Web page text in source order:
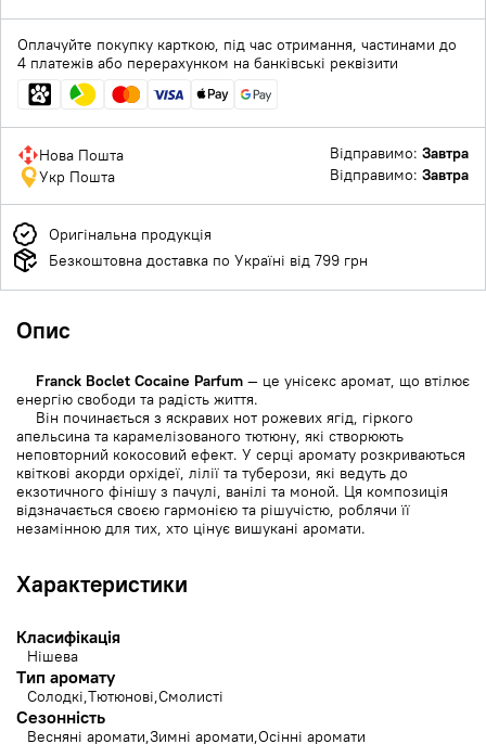
Оплачуйте покупку карткою, під час отримання, частинами до
4 платежів або перерахунком на банківські реквізити
Нова Пошта Відправимо: Завтра
Укр Пошта
Відправимо: Завтра
Оригінальна продукція
Безкоштовна доставка по Україні від 799 грн
Опис
Franck Boclet Cocaine Parfum — це унісекс аромат, що втілює
енергію свободи та радість життя.
Він починається з яскравих нот рожевих ягід, гіркого
апельсина та карамелізованого тютюну, які створюють
неповторний кокосовий ефект. У серці аромату розкриваються
квіткові акорди орхідеї, лілії та туберози, які ведуть до
екзотичного фінішу з пачулі, ванілі та моной. Ця композиція
відзначається своєю гармонією та рішучістю, роблячи її
незамінною для тих, хто цінує вишукані аромати.
Характеристики
Класифікація
Нішева
Тип аромату
Солодкі Тютюнові Смолисті
Сезонність
Весняні аромати Зимні аромати Осінні аромати